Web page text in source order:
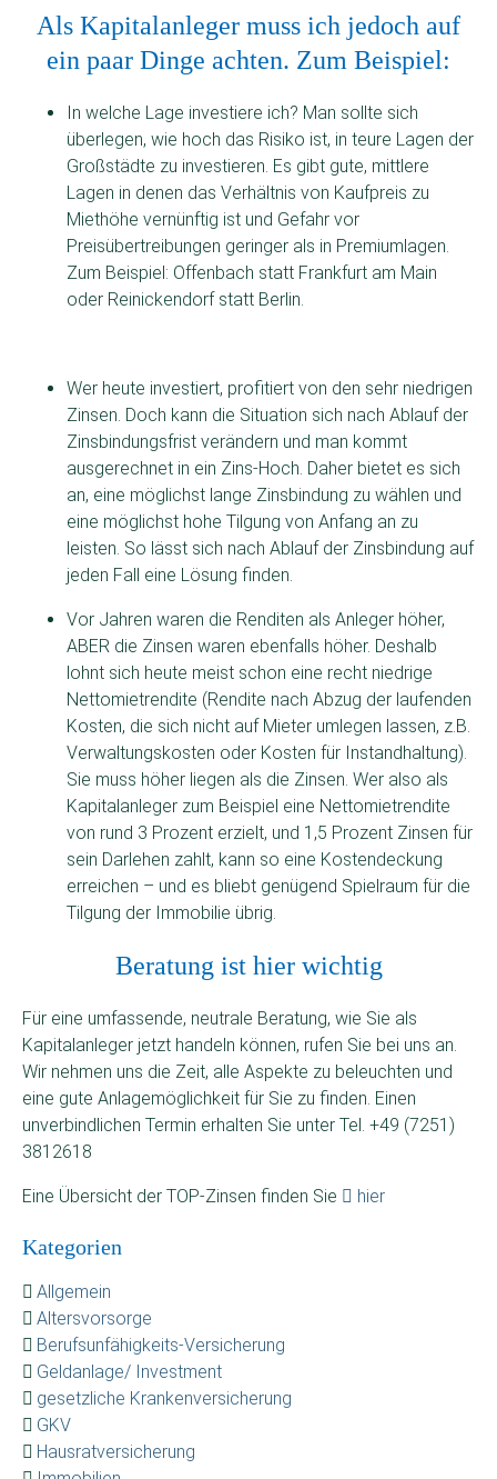
Als Kapitalanleger muss ich jedoch auf
ein paar Dinge achten. Zum Beispiel:
In welche Lage investiere ich? Man sollte sich
überlegen, wie hoch das Risiko ist, in teure Lagen der
Großstädte zu investieren. Es gibt gute, mittlere
Lagen in denen das Verhältnis von Kaufpreis zu
Miethöhe vernünftig ist und Gefahr vor
Preisübertreibungen geringer als in Premiumlagen.
Zum Beispiel: Offenbach statt Frankfurt am Main
oder Reinickendorf statt Berlin.
Wer heute investiert, profitiert von den sehr niedrigen
Zinsen. Doch kann die Situation sich nach Ablauf der
Zinsbindungsfrist verändern und man kommt
ausgerechnet in ein Zins-Hoch. Daher bietet es sich
an, eine möglichst lange Zinsbindung zu wählen und
eine möglichst hohe Tilgung von Anfang an zu
leisten. So lässt sich nach Ablauf der Zinsbindung auf
jeden Fall eine Lösung finden.
Vor Jahren waren die Renditen als Anleger höher,
ABER die Zinsen waren ebenfalls höher. Deshalb
lohnt sich heute meist schon eine recht niedrige
Nettomietrendite (Rendite nach Abzug der laufenden
Kosten, die sich nicht auf Mieter umlegen lassen, z.B.
Verwaltungskosten oder Kosten für Instandhaltung).
Sie muss höher liegen als die Zinsen. Wer also als
Kapitalanleger zum Beispiel eine Nettomietrendite
von rund 3 Prozent erzielt, und 1,5 Prozent Zinsen für
sein Darlehen zahlt, kann so eine Kostendeckung
erreichen – und es bliebt genügend Spielraum für die
Tilgung der Immobilie übrig.
Beratung ist hier wichtig
Für eine umfassende, neutrale Beratung, wie Sie als
Kapitalanleger jetzt handeln können, rufen Sie bei uns an.
Wir nehmen uns die Zeit, alle Aspekte zu beleuchten und
eine gute Anlagemöglichkeit für Sie zu finden. Einen
unverbindlichen Termin erhalten Sie unter Tel. +49 (7251)
3812618
Eine Übersicht der TOP-Zinsen finden Sie hier
Kategorien
Allgemein
Altersvorsorge
Berufsunfähigkeits-Versicherung
Geldanlage/ Investment
gesetzliche Krankenversicherung
GKV
Hausratversicherung